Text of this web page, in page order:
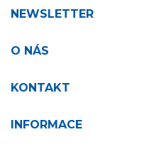
NEWSLETTER
O NÁS
KONTAKT
INFORMACE